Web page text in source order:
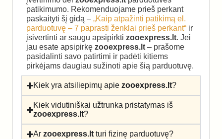
patikimumo. Rekomenduojame prieš perkant
paskaityti šį gidą – „Kaip atpažinti patikimą el.
parduotuvę – 7 paprasti ženklai prieš perkant“ ir
įsivertinti ar saugu apsipirkti zooexpress.lt. Jei
jau esate apsipirkę zooexpress.lt – prašome
pasidalinti savo patirtimi ir padėti kitiems
pirkėjams daugiau sužinoti apie šią parduotuvę.
Kiek yra atsiliepimų apiezooexpress.lt?
Kiek vidutiniškai užtrunka pristatymas iš
zooexpress.lt?
Arzooexpress.lt turi fizinę parduotuvę?